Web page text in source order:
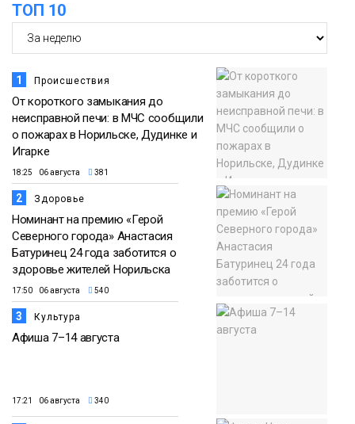
ТОП 10
1 Происшествия
От короткого замыкания до
неисправной печи: в МЧС сообщили
о пожарах в Норильске, Дудинке и
Игарке
18:25 06 августа 381
2 Здоровье
Номинант на премию «Герой
Северного города» Анастасия
Батуринец 24 года заботится о
здоровье жителей Норильска
17:50 06 августа 540
3 Культура
Афиша 7–14 августа
17:21 06 августа 340